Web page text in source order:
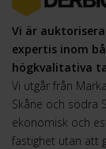
Vi är
expertis inom
högkvalitativa
Vi utgår från
Skåne och södra
ekonomisk och
fastighet utan att